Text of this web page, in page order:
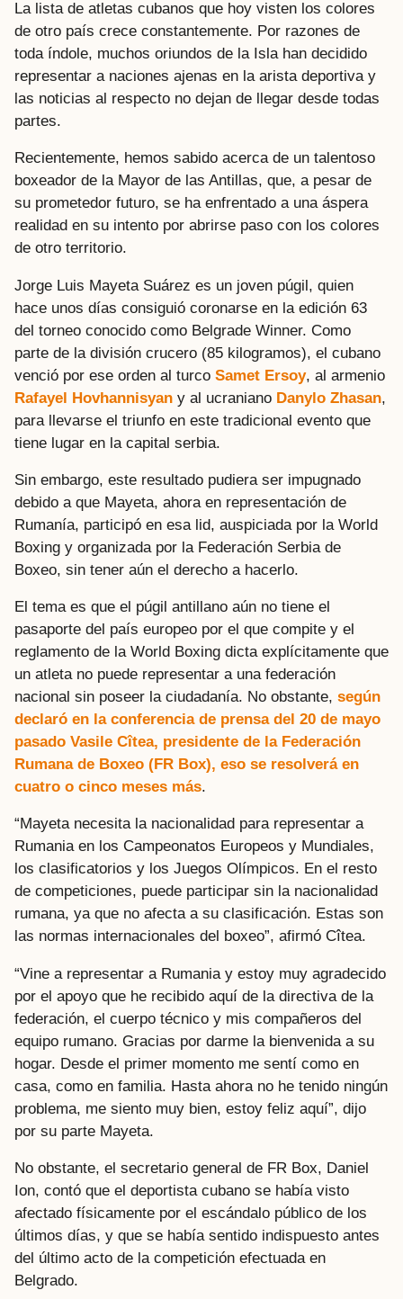
La lista de atletas cubanos que hoy visten los colores
de otro país crece constantemente. Por razones de
toda índole, muchos oriundos de la Isla han decidido
representar a naciones ajenas en la arista deportiva y
las noticias al respecto no dejan de llegar desde todas
partes.
Recientemente, hemos sabido acerca de un talentoso
boxeador de la Mayor de las Antillas, que, a pesar de
su prometedor futuro, se ha enfrentado a una áspera
realidad en su intento por abrirse paso con los colores
de otro territorio.
Jorge Luis Mayeta Suárez es un joven púgil, quien
hace unos días consiguió coronarse en la edición 63
del torneo conocido como Belgrade Winner. Como
parte de la división crucero (85 kilogramos), el cubano
venció por ese orden al turco Samet Ersoy, al armenio
Rafayel Hovhannisyan y al ucraniano Danylo Zhasan,
para llevarse el triunfo en este tradicional evento que
tiene lugar en la capital serbia.
Sin embargo, este resultado pudiera ser impugnado
debido a que Mayeta, ahora en representación de
Rumanía, participó en esa lid, auspiciada por la World
Boxing y organizada por la Federación Serbia de
Boxeo, sin tener aún el derecho a hacerlo.
El tema es que el púgil antillano aún no tiene el
pasaporte del país europeo por el que compite y el
reglamento de la World Boxing dicta explícitamente que
un atleta no puede representar a una federación
nacional sin poseer la ciudadanía. No obstante, según
declaró en la conferencia de prensa del 20 de mayo
pasado Vasile Cîtea, presidente de la Federación
Rumana de Boxeo (FR Box), eso se resolverá en
cuatro o cinco meses más.
“Mayeta necesita la nacionalidad para representar a
Rumania en los Campeonatos Europeos y Mundiales,
los clasificatorios y los Juegos Olímpicos. En el resto
de competiciones, puede participar sin la nacionalidad
rumana, ya que no afecta a su clasificación. Estas son
las normas internacionales del boxeo”, afirmó Cîtea.
“Vine a representar a Rumania y estoy muy agradecido
por el apoyo que he recibido aquí de la directiva de la
federación, el cuerpo técnico y mis compañeros del
equipo rumano. Gracias por darme la bienvenida a su
hogar. Desde el primer momento me sentí como en
casa, como en familia. Hasta ahora no he tenido ningún
problema, me siento muy bien, estoy feliz aquí”, dijo
por su parte Mayeta.
No obstante, el secretario general de FR Box, Daniel
Ion, contó que el deportista cubano se había visto
afectado físicamente por el escándalo público de los
últimos días, y que se había sentido indispuesto antes
del último acto de la competición efectuada en
Belgrado.